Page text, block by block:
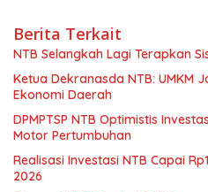
Berita Terkait
NTB Selangkah Lagi Terapkan
Ketua Dekranasda NTB: UMKM
Ekonomi Daerah
DPMPTSP NTB Optimistis
Motor Pertumbuhan
Realisasi Investasi NTB Capai
2026